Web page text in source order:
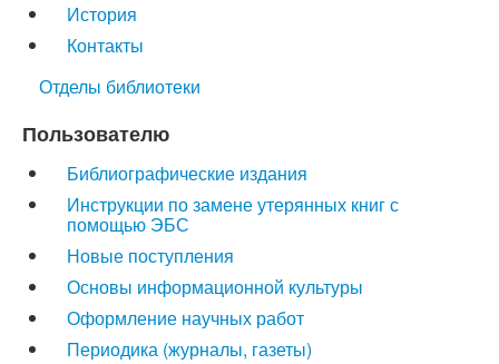
История
Контакты
Отделы библиотеки
Пользователю
Библиографические издания
Инструкции по замене утерянных книг с
помощью ЭБС
Новые поступления
Основы информационной культуры
Оформление научных работ
Периодика (журналы, газеты)